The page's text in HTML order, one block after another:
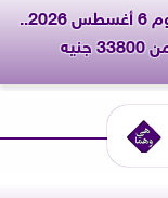
أسعار الحديد اليوم 6 أغسطس 2026..